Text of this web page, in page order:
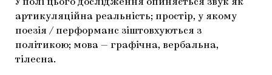
У полі цього дослідження опиняється звук як
артикуляційна реальність; простір, у якому
поезія / перформанс зіштовхуються з
політикою; мова — графічна, вербальна,
тілесна.